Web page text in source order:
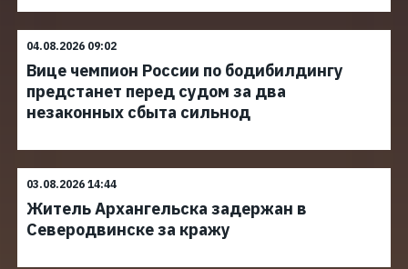
04.08.2026 09:02
Вице чемпион России по бодибилдингу
предстанет перед судом за два
незаконных сбыта сильнод
03.08.2026 14:44
Житель Архангельска задержан в
Северодвинске за кражу